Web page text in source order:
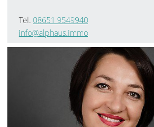
Tel. 08651 9549940
info@alphaus.immo